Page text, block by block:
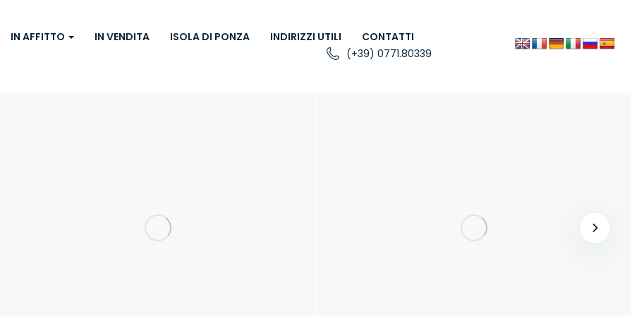
IN AFFITTO IN VENDITA ISOLA DI PONZA INDIRIZZI UTILI
CONTATTI
(+39) 0771.80339